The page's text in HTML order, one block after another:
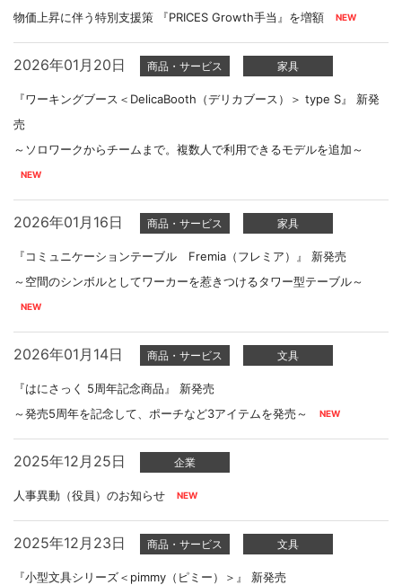
物価上昇に伴う特別支援策 『PRICES Growth手当』を増額
2026年01月20日 商品・サービス 家具
『ワーキングブース＜DelicaBooth（デリカブース）＞ type S』 新発
売
～ソロワークからチームまで。複数人で利用できるモデルを追加～
2026年01月16日 商品・サービス 家具
『コミュニケーションテーブル Fremia（フレミア）』 新発売
～空間のシンボルとしてワーカーを惹きつけるタワー型テーブル～
2026年01月14日 商品・サービス 文具
『はにさっく 5周年記念商品』 新発売
～発売5周年を記念して、ポーチなど3アイテムを発売～
2025年12月25日 企業
人事異動（役員）のお知らせ
2025年12月23日 商品・サービス 文具
『小型文具シリーズ＜pimmy（ピミー）＞』 新発売